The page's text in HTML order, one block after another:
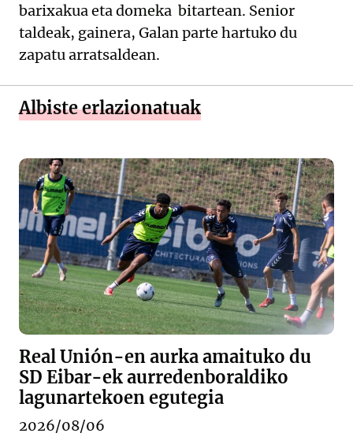
barixakua eta domeka bitartean. Senior
taldeak, gainera, Galan parte hartuko du
zapatu arratsaldean.
Albiste erlazionatuak
Real Unión-en aurka amaituko du
SD Eibar-ek aurredenboraldiko
lagunartekoen egutegia
2026/08/06